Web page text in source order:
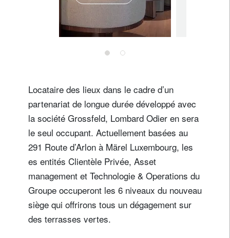
Locataire des lieux dans le cadre d’un
partenariat de longue durée développé avec
la société Grossfeld, Lombard Odier en sera
le seul occupant. Actuellement basées au
291 Route d’Arlon à Märel Luxembourg, les
es entités Clientèle Privée, Asset
management et Technologie & Operations du
Groupe occuperont les 6 niveaux du nouveau
siège qui offrirons tous un dégagement sur
des terrasses vertes.